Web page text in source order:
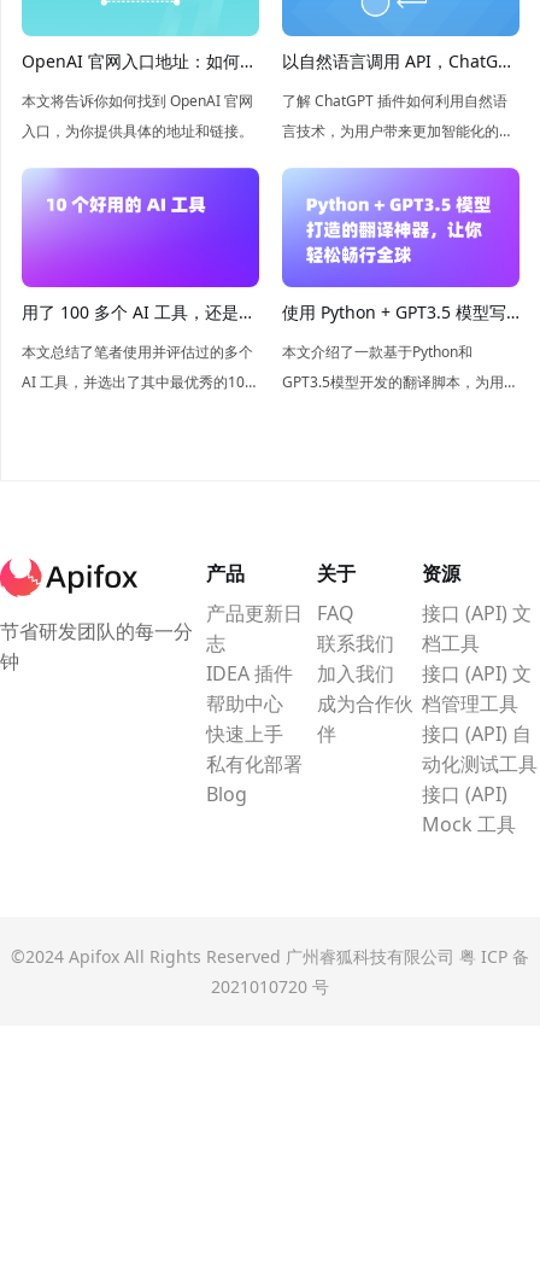
OpenAI 官网入口地址：如何轻
松找到
本文将告诉你如何找到 OpenAI 官网
入口，为你提供具体的地址和链接。
以自然语言调用 API，ChatGPT
插件带来新平台
了解 ChatGPT 插件如何利用自然语
言技术，为用户带来更加智能化的聊
用了 100 多个 AI 工具，还是这
10 个最好用
本文总结了笔者使用并评估过的多个
AI 工具，并选出了其中最优秀的10个
使用 Python + GPT3.5 模型写
一个翻译脚本，嘎嘎好用
本文介绍了一款基于Python和
GPT3.5模型开发的翻译脚本，为用户
节省研发团队的每一分
钟
产品
产品更新日
志
IDEA 插件
帮助中心
快速上手
私有化部署
Blog
关于
FAQ
联系我们
加入我们
成为合作伙
伴
资源
接口 (API) 文
档工具
接口 (API) 文
档管理工具
接口 (API) 自
动化测试工具
接口 (API)
Mock 工具
©2024 Apifox All Rights Reserved 广州睿狐科技有限公司 粤 ICP 备
2021010720 号